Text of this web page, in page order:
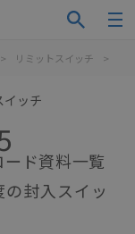
> リミットスイッチ >
イッチ
ド資料一覧
封入スイッ